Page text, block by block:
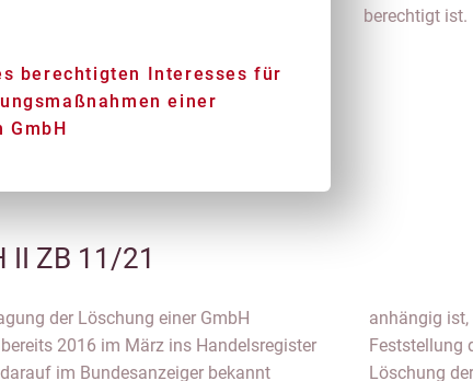
berechtigten Interesses für
einer
GmbH
berechtigt ist.
II ZB 11/21
der Löschung einer GmbH
2016 im März ins Handelsregister
im Bundesanzeiger bekannt
die gesonderte und einheitliche
an der Antragstellerin. Im Fall der
die Entscheidungen über die